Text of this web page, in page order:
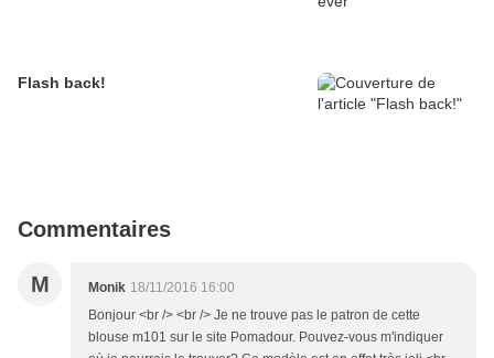
Flash back!
Commentaires
M Monik 18/11/2016 16:00
Bonjour <br /> <br /> Je ne trouve pas le patron de cette
blouse m101 sur le site Pomadour. Pouvez-vous m'indiquer